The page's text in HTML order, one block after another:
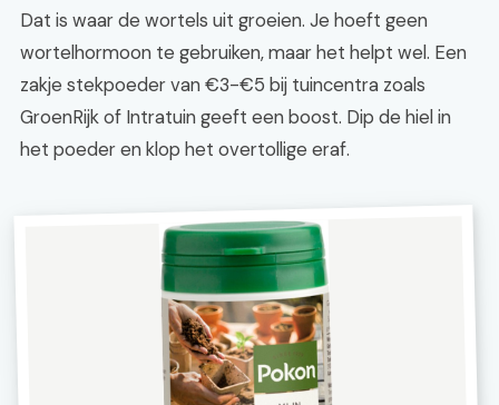
Dat is waar de wortels uit groeien. Je hoeft geen
wortelhormoon te gebruiken, maar het helpt wel. Een
zakje stekpoeder van €3-€5 bij tuincentra zoals
GroenRijk of Intratuin geeft een boost. Dip de hiel in
het poeder en klop het overtollige eraf.